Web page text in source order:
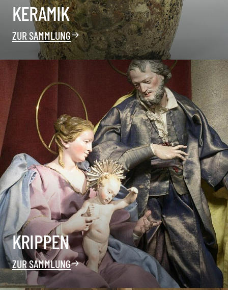
KERAMIK
ZUR SAMMLUNG
KRIPPEN
ZUR SAMMLUNG